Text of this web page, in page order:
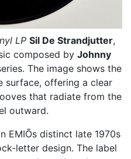
LP Sil De Strandjutter,
composed by Johnny
The image shows the
surface, offering a clear
that radiate from the
outward.
EMIÕs distinct late 1970s
letter design. The label